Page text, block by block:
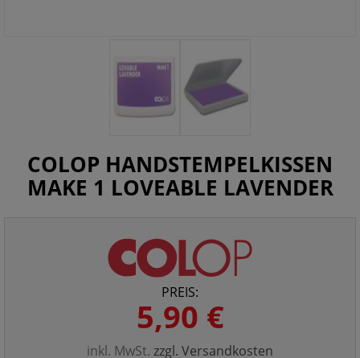
COLOP HANDSTEMPELKISSEN
MAKE 1 LOVEABLE LAVENDER
PREIS:
5,90 €
inkl. MwSt. zzgl. Versandkosten